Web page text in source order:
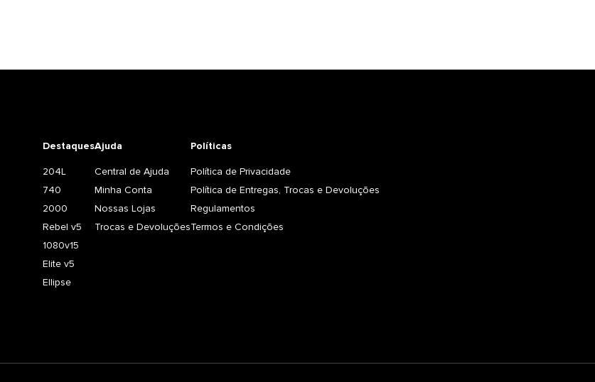
Destaques
204L
740
2000
Rebel v5
1080v15
Elite v5
Ellipse
Ajuda
Central de Ajuda
Minha Conta
Nossas Lojas
Trocas e Devoluções
Políticas
Política de Privacidade
Política de Entregas, Trocas e Devoluções
Regulamentos
Termos e Condições